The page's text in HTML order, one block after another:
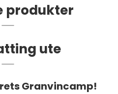
produkter
ute
Granvincamp!